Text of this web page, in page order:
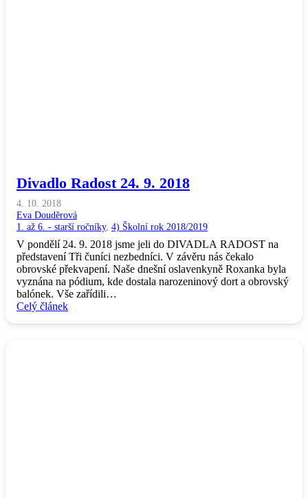
Divadlo Radost 24. 9. 2018
4. 10. 2018
Eva Douděrová
1. až 6. - starší ročníky, 4) Školní rok 2018/2019
V pondělí 24. 9. 2018 jsme jeli do DIVADLA RADOST na
představení Tři čuníci nezbedníci. V závěru nás čekalo
obrovské překvapení. Naše dnešní oslavenkyně Roxanka byla
vyznána na pódium, kde dostala narozeninový dort a obrovský
balónek. Vše zařídili…
Celý článek